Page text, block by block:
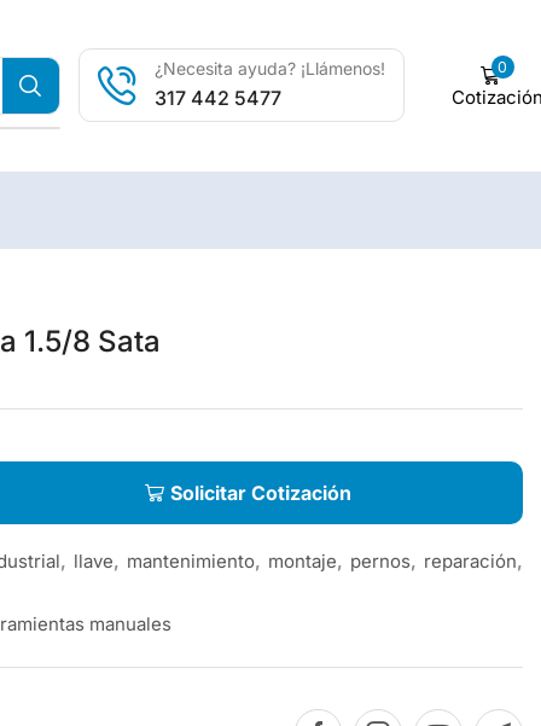
¿Necesita ayuda? ¡Llámenos!
317 442 5477
0
1.5/8 Sata
Solicitar Cotización
, llave, mantenimiento, montaje, pernos, reparación,
manuales